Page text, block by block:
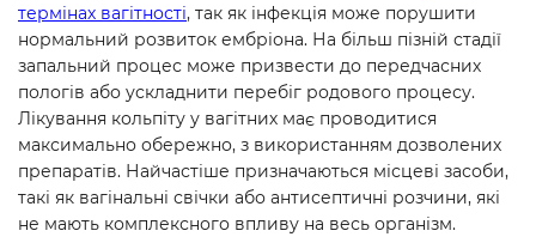
термінах вагітності, так як інфекція може порушити
нормальний розвиток ембріона. На більш пізній стадії
запальний процес може призвести до передчасних
пологів або ускладнити перебіг родового процесу.
Лікування кольпіту у вагітних має проводитися
максимально обережно, з використанням дозволених
препаратів. Найчастіше призначаються місцеві засоби,
такі як вагінальні свічки або антисептичні розчини, які
не мають комплексного впливу на весь організм.